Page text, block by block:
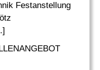
Festanstellung